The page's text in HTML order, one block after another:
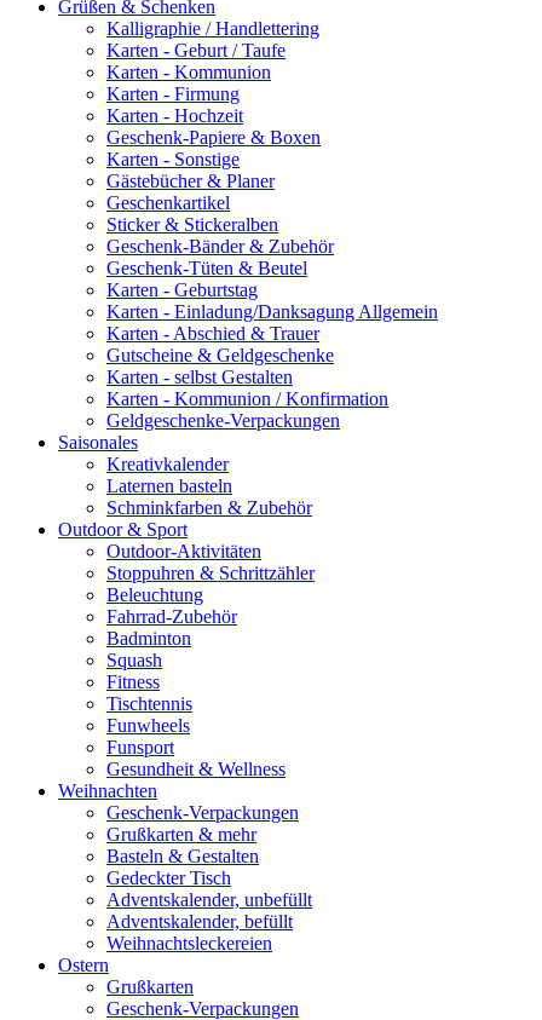
Grüßen & Schenken
Kalligraphie / Handlettering
Karten - Geburt / Taufe
Karten - Kommunion
Karten - Firmung
Karten - Hochzeit
Geschenk-Papiere & Boxen
Karten - Sonstige
Gästebücher & Planer
Geschenkartikel
Sticker & Stickeralben
Geschenk-Bänder & Zubehör
Geschenk-Tüten & Beutel
Karten - Geburtstag
Karten - Einladung/Danksagung Allgemein
Karten - Abschied & Trauer
Gutscheine & Geldgeschenke
Karten - selbst Gestalten
Karten - Kommunion / Konfirmation
Geldgeschenke-Verpackungen
Saisonales
Kreativkalender
Laternen basteln
Schminkfarben & Zubehör
Outdoor & Sport
Outdoor-Aktivitäten
Stoppuhren & Schrittzähler
Beleuchtung
Fahrrad-Zubehör
Badminton
Squash
Fitness
Tischtennis
Funwheels
Funsport
Gesundheit & Wellness
Weihnachten
Geschenk-Verpackungen
Grußkarten & mehr
Basteln & Gestalten
Gedeckter Tisch
Adventskalender, unbefüllt
Adventskalender, befüllt
Weihnachtsleckereien
Ostern
Grußkarten
Geschenk-Verpackungen